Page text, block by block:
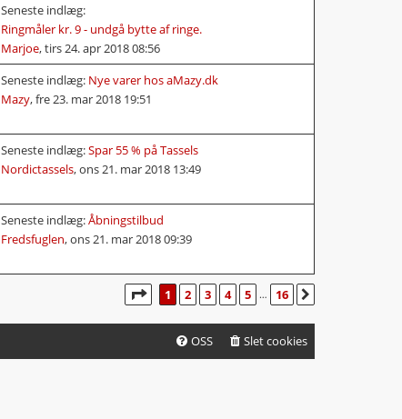
Seneste indlæg:
Ringmåler kr. 9 - undgå bytte af ringe.
Marjoe,tirs 24. apr 2018 08:56
Seneste indlæg: Nye varer hos aMazy.dk
Mazy,fre 23. mar 2018 19:51
Seneste indlæg:Spar 55 % på Tassels
Nordictassels,ons 21. mar 2018 13:49
Seneste indlæg:Åbningstilbud
Fredsfuglen,ons 21. mar 2018 09:39
SIDE AF 16
1 2 3 4 5 … 16
Slet cookies
OSS